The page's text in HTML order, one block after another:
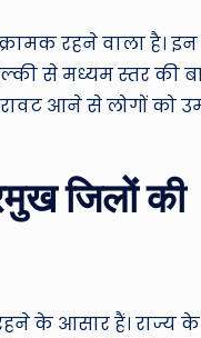
रहने वाला है। इन
से मध्यम स्तर की
आने से लोगों को
जिलों की
के आसार हैं। राज्य के